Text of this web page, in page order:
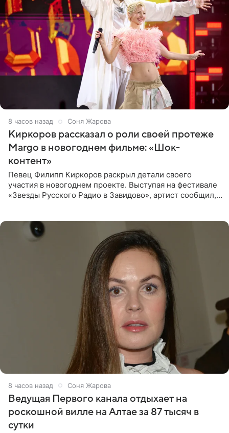
8 часов назад Соня Жарова
Киркоров рассказал о роли своей протеже
Margo в новогоднем фильме: «Шок-
контент»
Певец Филипп Киркоров раскрыл детали своего
участия в новогоднем проекте. Выступая на фестивале
«Звезды Русского Радио в Завидово», артист сообщил,
8 часов назад Соня Жарова
Ведущая Первого канала отдыхает на
роскошной вилле на Алтае за 87 тысяч в
сутки